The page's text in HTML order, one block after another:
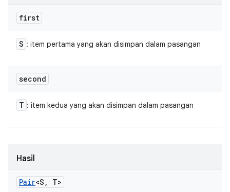
first
S : item pertama yang akan disimpan dalam pasangan
second
T : item kedua yang akan disimpan dalam pasangan
Hasil
Pair<S , T>